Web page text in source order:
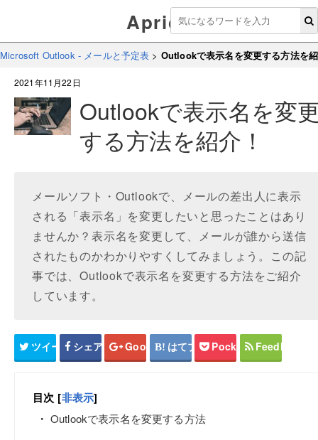
Aprico
Microsoft Outlook - メールと予定表 > Outlookで表示名を変更する方法を
2021年11月22日
Outlookで表示名を変
する方法を紹介！
メールソフト・Outlookで、メールの差出人に表示
される「表示名」を変更したいと思ったことはあり
ませんか？表示名を変更して、メールが誰から送信
されたものかわかりやすくしてみましょう。この記
事では、Outlookで表示名を変更する方法をご紹介
しています。
ツイート シェア Google+ はてブ Pocket Feedly
目次 [非表示]
Outlookで表示名を変更する方法